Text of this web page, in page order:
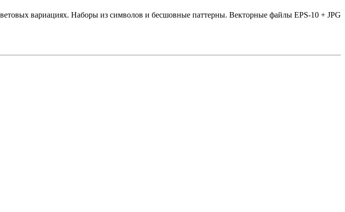
вариациях. Наборы из символов и бесшовные паттерны. Векторные файлы EPS-10 + JPG